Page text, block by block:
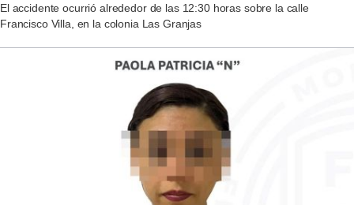
El accidente ocurrió alrededor de las 12:30 horas sobre la calle
Francisco Villa, en la colonia Las Granjas